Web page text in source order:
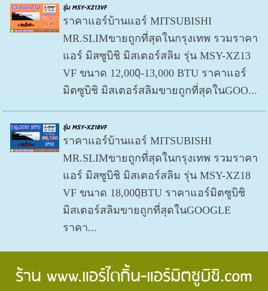
รุ่น MSY-XZ13VF
ราคาแอร์บ้านแอร์ MITSUBISHI
MR.SLIMขายถูกที่สุดในกรุงเทพ รวมราคา
แอร์ มิสซูบิชิ มิสเตอร์สลิม รุ่น MSY-XZ13
VF ขนาด 12,000ฺ-13,000 BTU ราคาแอร์
มิตซูบิชิ มิสเตอร์สลิมขายถูกที่สุดในGOO...
รุ่น MSY-XZ18VF
ราคาแอร์บ้านแอร์ MITSUBISHI
MR.SLIMขายถูกที่สุดในกรุงเทพ รวมราคา
แอร์ มิสซูบิชิ มิสเตอร์สลิม รุ่น MSY-XZ18
VF ขนาด 18,000ฺBTU ราคาแอร์มิตซูบิชิ
มิสเตอร์สลิมขายถูกที่สุดในGOOGLE
ราคา...
ร้าน www.แอร์ไดกิ้น-แอร์มิตซูบิชิ.com